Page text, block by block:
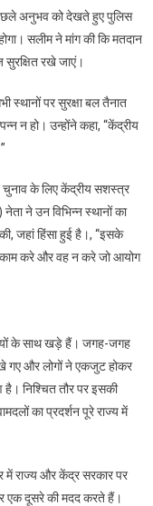
अनुभव को देखते हुए पुलिस
सलीम ने मांग की कि मतदान
रखे जाएं।
स्थानों पर सुरक्षा बल तैनात
न हो। उन्होंने कहा, “केंद्रीय
चुनाव के लिए केंद्रीय सशस्त्र
ने उन विभिन्न स्थानों का
जहां हिंसा हुई है।, “इसके
काम करे और वह न करे जो आयोग
के साथ खड़े हैं। जगह-जगह
गए और लोगों ने एकजुट होकर
है। निश्चित तौर पर इसकी
का प्रदर्शन पूरे राज्य में
में राज्य और केंद्र सरकार पर
एक दूसरे की मदद करते हैं।